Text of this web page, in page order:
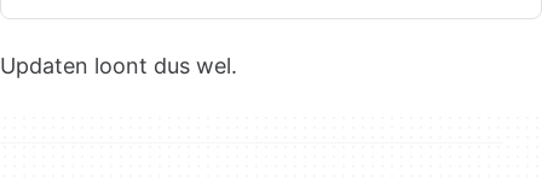
Updaten loont dus wel.